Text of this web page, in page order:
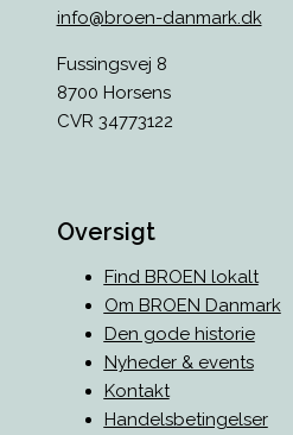
info@broen-danmark.dk
Fussingsvej 8
8700 Horsens
CVR 34773122
Oversigt
Find BROEN lokalt
Om BROEN Danmark
Den gode historie
Nyheder & events
Kontakt
Handelsbetingelser